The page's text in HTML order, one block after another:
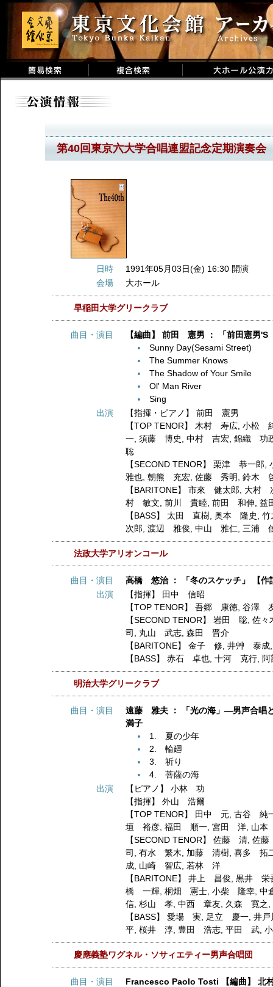
第40回東京六大学合唱連盟記念定期演奏会
日時
1991年05月03日(金) 16:30 開演
会場
大ホール
早稲田大学グリークラブ
曲目・演目
【編曲】 前田 憲男 ： 「前田憲男
Sunny Day(Sesami Street)
The Summer Knows
The Shadow of Your Smile
Ol' Man River
Sing
出演
【指揮・ピアノ】前田 憲男
【TOP TENOR】 木村 寿広 ,小松
一 ,須藤 博史 ,中村 吉宏 ,錦織 功
聡
【SECOND TENOR】栗津 恭一郎 ,
雅也 ,朝熊 充宏 ,佐藤 秀明 ,鈴木
【BARITONE】市來 健太郎
大村
村 敏文 ,前川 貴睦 ,前田 和伸 ,益
【BASS】 太田 直樹 ,奥本 隆史 ,
次郎 ,渡辺 雅俊 ,中山 雅仁 三浦
法政大学アリオンコール
曲目・演目
高橋 悠治 ： 「冬のスケッチ」 【
出演
【指揮】
田中 信昭
【TOP TENOR】吾郷 康徳 ,谷澤
【SECOND TENOR】岩田 聡 ,佐
司
丸山 武志 ,森田 晋介
【BARITONE】金子 修 ,井艸 泰成
【BASS】赤石 卓也 ,十河 克行
明治大学グリークラブ
曲目・演目
遠藤 雅夫 ： 「光の海」―男声合唱
満子
1. 夏の少年
2. 輪廻
3. 祈り
4. 菩薩の海
出演
【ピアノ】小林 功
【指揮】外山 浩爾
【TOP TENOR】
田中 元 ,古谷 純
垣 裕彦 ,福田 順一 ,宮田 洋 山
【SECOND TENOR】佐藤 清 ,佐
司
,有水 繁木 加藤 清樹 ,喜多 拓
成 山崎 智広 ,若林 洋
【BARITONE】井上 昌俊 ,黒井 栄
橋 一輝 ,桐畑 憲士 ,小柴 隆幸 ,中
信 ,杉山 孝 ,中西 章友 久森 寛之
【BASS】愛場 実 足立 慶一 ,井
平 ,桜井 淳 豊田 浩志 ,平田 武 ,
慶應義塾ワグネル・ソサィエティー男声合唱団
曲目・演目
Francesco Paolo Tosti 【編曲】 北